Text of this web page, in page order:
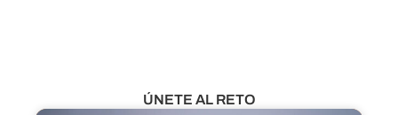
ÚNETE AL RETO